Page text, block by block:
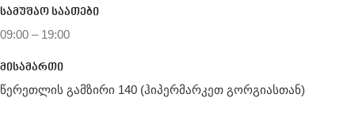
სამუშაო საათები
09:00 – 19:00
მისამართი
წერეთლის გამზირი 140 (ჰიპერმარკეთ გორგიასთან)